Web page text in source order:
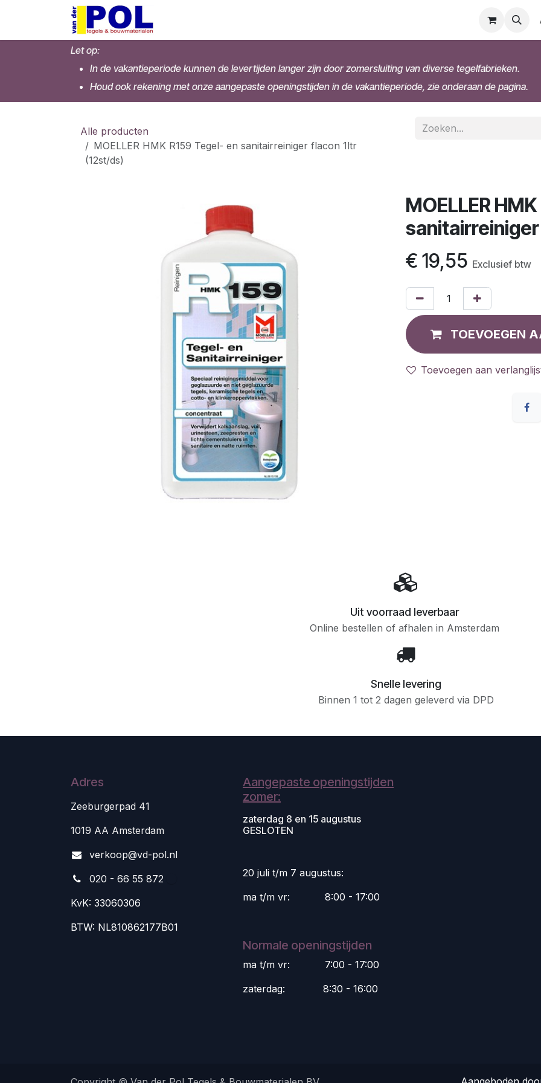
Overslaan naar inhoud
Let op:
In de vakantieperiode kunnen de levertijden langer zijn door zomersluiting van diverse tegelfabrieken.
Houd ook rekening met onze aangepaste openingstijden in de vakantieperiode, zie onderaan de pagina.
Alle producten
MOELLER HMK R159 Tegel- en sanitairreiniger flacon 1ltr
(12st/ds)
MOELLER
€ 19,55 Exclusief btw
TOEVOEGEN
Toevoegen aan
Uit voorraad leverbaar
Online bestellen of afhalen in Amsterdam
Snelle levering
Binnen 1 tot 2 dagen geleverd via DPD
Adres
Zeeburgerpad 41
1019 AA Amsterdam
verkoop@vd-pol.nl
020 - 66 55 872
KvK: 33060306
BTW: NL810862177B01
Aangepaste openingstijden
zomer:
zaterdag 8 en 15 augustus
GESLOTEN
20 juli t/m 7 augustus:
ma t/m vr:
​8:00 - 17:00
Normale openingstijden
ma t/m vr:
​7:00 - 17:00
zaterdag:
​8:30 - 16:00